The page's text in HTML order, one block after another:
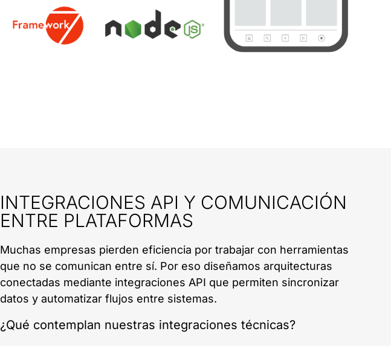
INTEGRACIONES API Y COMUNICACIÓN
ENTRE PLATAFORMAS
Muchas empresas pierden eficiencia por trabajar con herramientas
que no se comunican entre sí. Por eso diseñamos arquitecturas
conectadas mediante integraciones API que permiten sincronizar
datos y automatizar flujos entre sistemas.
¿Qué contemplan nuestras integraciones técnicas?